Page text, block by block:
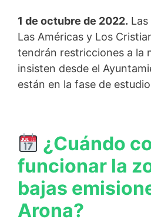
1 de octubre de 2022.
Las Américas y Los
tendrán restricciones a la
insisten desde el
están en la fase de
¿Cuándo
funcionar la
bajas
Arona?